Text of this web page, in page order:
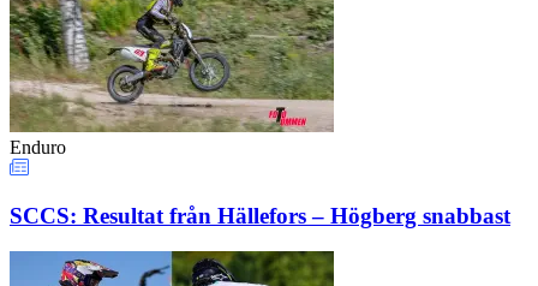
Enduro
SCCS: Resultat från Hällefors – Högberg snabbast